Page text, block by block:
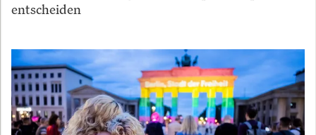
entscheiden